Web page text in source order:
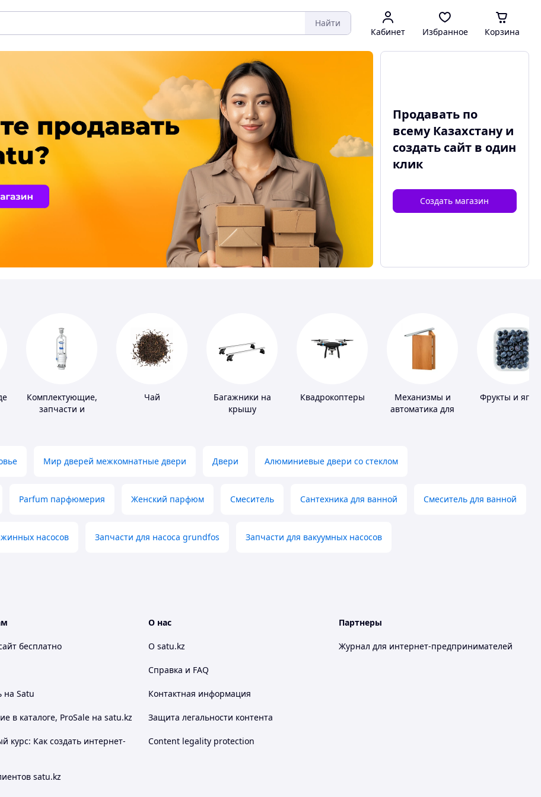
Найти
Кабинет Избранное Корзина
Продавать по
всему Казахстану и
создать сайтв один
клик
Создать магазин
Комплектующие,
запчасти и
Чай
Багажники на
крышу
Квадрокоптеры
Механизмы и
автоматика для
Фрукты и
Мир дверей межкомнатные двери Двери Алюминиевые двери со стеклом
Parfum парфюмерия Женский парфюм Смеситель Сантехника для ванной Смеситель для ванной
насосов Запчасти для насоса grundfos Запчасти для вакуумных насосов
бесплатно
на Satu
в каталоге, ProSale на satu.kz
курс: Как создать интернет-
satu.kz
О нас
О satu.kz
Справка и FAQ
Контактная информация
Защита легальности контента
Content legality protection
Партнеры
Журнал для интернет-предпринимателей